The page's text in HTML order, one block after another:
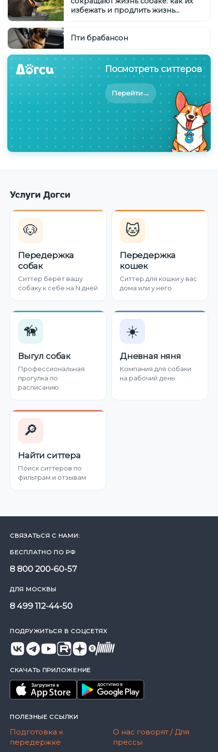
избежать и продлить жизнь
Пти брабансон
Посмотреть ситтеров
Перейти→
Услуги Догси
🐶
Передержка
собак
Ситтер берёт вашу
собаку к себе на N дней
🐱
Передержка
кошек
Ситтер для кошки у вас
дома или у него
🦮
Выгул собак
Профессиональная
прогулка по
расписанию
☀️
Дневная няня
Компания для собаки
на рабочий день
🔎
Найти ситтера
Поиск ситтеров по
фильтрам и отзывам
СВЯЗАТЬСЯ С НАМИ:
БЕСПЛАТНО ПО РФ
8 800 200-60-57
ДЛЯ МОСКВЫ
8 499 112-44-50
ПОДРУЖИТЬСЯ В СОЦСЕТЯХ
СКАЧАТЬ ПРИЛОЖЕНИЕ
ПОЛЕЗНЫЕ ССЫЛКИ
Подготовка к
передержке
О нас говорят / Для
прессы